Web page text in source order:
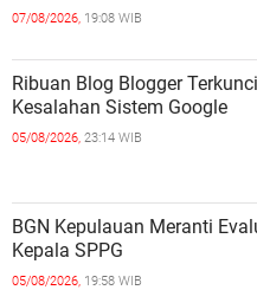
07/08/2026, 19:08 WIB
Ribuan Blog Blogger
Kesalahan Sistem Google
05/08/2026, 23:14 WIB
BGN Kepulauan Meranti
Kepala SPPG
05/08/2026, 19:58 WIB